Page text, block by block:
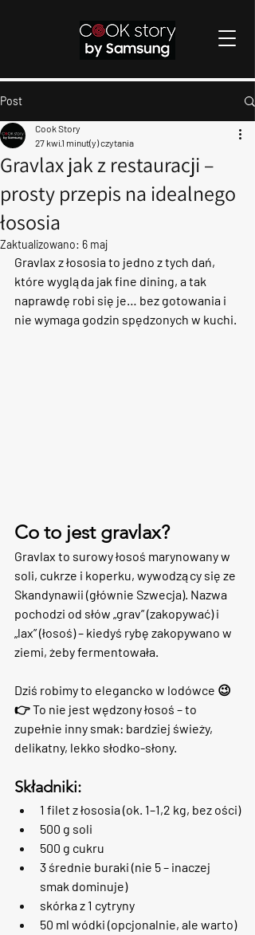
Post
Gravlax jak z restauracji –
prosty przepis na idealnego
łososia
Cook Story
27 kwi1 minut(y) czytania
Zaktualizowano: 6 maj
Gravlax z łososia to jedno z tych dań,
które wygląda jak fine dining, a tak
naprawdę robi się je… bez gotowania i
nie wymaga godzin spędzonych w kuchi.
Co to jest gravlax?
Gravlax to surowy łosoś marynowany w
soli, cukrze i koperku, wywodzący się ze
Skandynawii (głównie Szwecja). Nazwa
pochodzi od słów „grav” (zakopywać) i
„lax” (łosoś) – kiedyś rybę zakopywano w
ziemi, żeby fermentowała.
Dziś robimy to elegancko w lodówce 😉
👉 To nie jest wędzony łosoś – to
zupełnie inny smak: bardziej świeży,
delikatny, lekko słodko-słony.
Składniki:
1 filet z łososia (ok. 1–1,2 kg, bez ości)
500 g soli
500 g cukru
3 średnie buraki (nie 5 – inaczej
smak dominuje)
skórka z 1 cytryny
50 ml wódki (opcjonalnie, ale warto)